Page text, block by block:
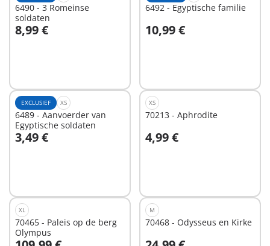
6490 - 3 Romeinse
soldaten
8,99 €
In winkelwagen
6492 - Egyptische familie
10,99 €
In winkelwagen
EXCLUSIEF XS
6489 - Aanvoerder van
Egyptische soldaten
3,49 €
XS
70213 - Aphrodite
4,99 €
In winkelwagen
XL
70465 - Paleis op de berg
Olympus
M
70468 - Odysseus en Kirke